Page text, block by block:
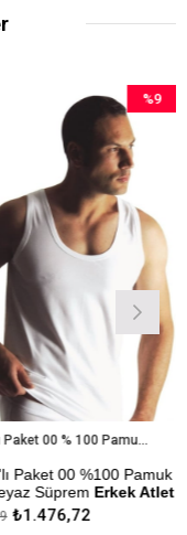
Yıldız 6'lı Paket 00 % 100 Pamuk Extra Beyaz Süprem Erkek Atlet
00 %100 Pamuk
SüpremErkek Atlet
Testi
%9
İndirim
%9İndirim